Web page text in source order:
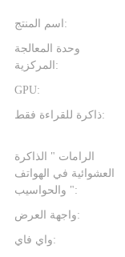
اسم المنتج:
وحدة المعالجة
المركزية:
GPU:
ذاكرة للقراءة فقط:
الرامات " الذاكرة
العشوائية في الهواتف
والحواسيب ":
واجهة العرض:
واي فاي: